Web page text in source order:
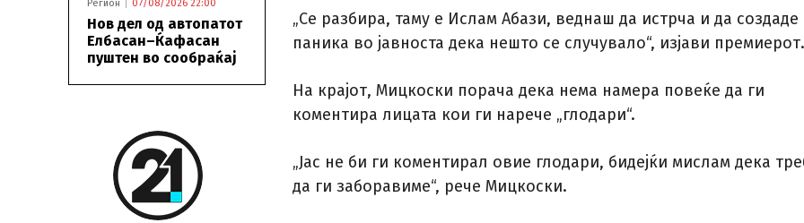
Регион 07/08/2026 22:00
Нов дел од автопатот
Елбасан–Ќафасан
пуштен во сообраќај
„Се разбира, таму е Ислам Абази, веднаш да истрча и да создаде
паника во јавноста дека нешто се случувало“, изјави премиерот.
На крајот, Мицкоски порача дека нема намера повеќе да ги
коментира лицата кои ги нарече „глодари“.
„Јас не би ги коментирал овие глодари, бидејќи мислам дека
да ги заборавиме“, рече Мицкоски.